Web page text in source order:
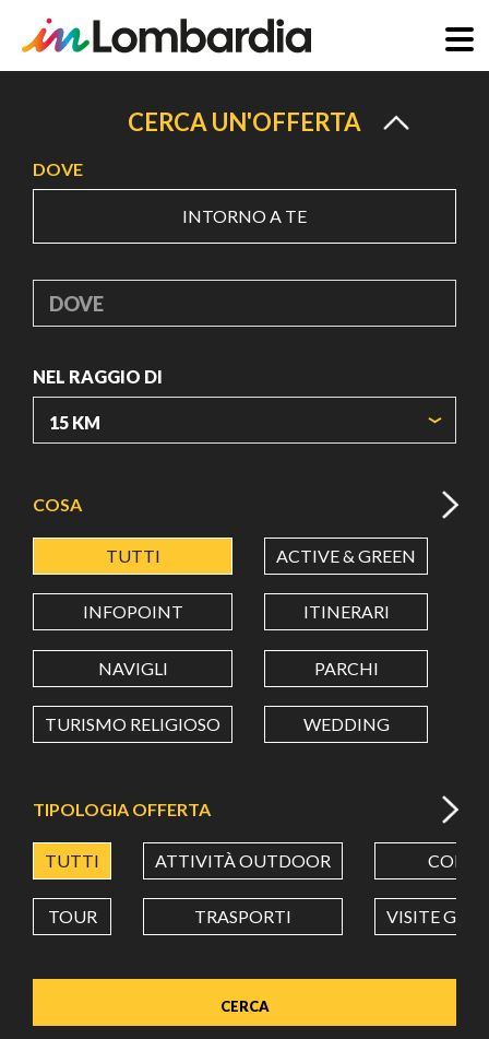
principale
CERCA UN'OFFERTA
DOVE
INTORNO A TE
DOVE
NEL RAGGIO DI
LATITUDINE
LONGITUDINE
Value in decimal degrees. Use dot (.) as decimal separator.
COSA
TUTTI ACTIVE & GREEN
INFOPOINT ITINERARI
NAVIGLI PARCHI
TURISMO RELIGIOSO WEDDING
TIPOLOGIA OFFERTA
TUTTI ATTIVITÀ OUTDOOR CORSI
TOUR TRASPORTI VISITE